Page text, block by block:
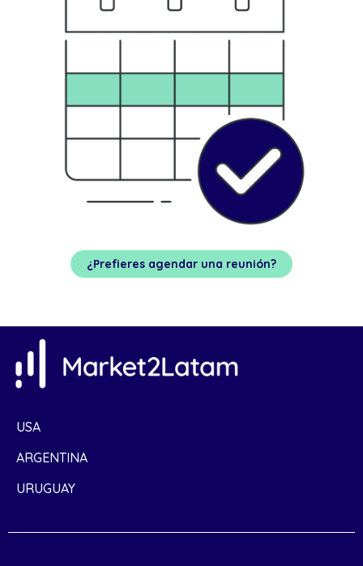
¿Prefieres agendar una reunión?
USA
ARGENTINA
URUGUAY